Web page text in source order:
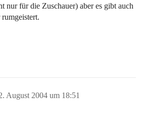
nur für die Zuschauer) aber es gibt auch
August 2004 um 18:51